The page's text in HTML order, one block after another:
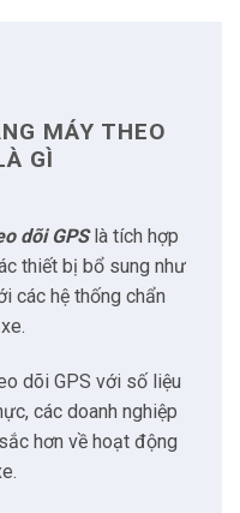
MÁY THEO
GÌ
dõi GPSlà tích hợp
thiết bị bổ sung như
các hệ thống chẩn
dõi GPS với số liệu
các doanh nghiệp
hơn về hoạt động